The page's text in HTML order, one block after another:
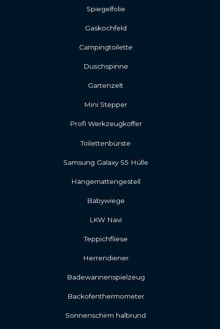
Spiegelfolie
Gaskochfeld
Campingtoilette
Duschspinne
Gartenzelt
Mini Stepper
Profi Werkzeugkoffer
Toilettenbürste
Samsung Galaxy S5 Hülle
Hängemattengestell
Babywiege
LKW Navi
Teppichfliese
Herrendiener
Badewannenspielzeug
Backofenthermometer
Sonnenschirm halbrund